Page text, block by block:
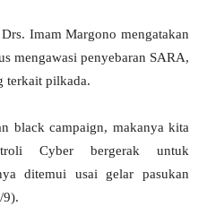
Imam Margono mengatakan
mengawasi penyebaran SARA,
terkait pilkada.
black campaign, makanya kita
Cyber bergerak untuk
ditemui usai gelar pasukan
9).